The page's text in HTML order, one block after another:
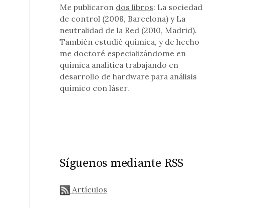
Me publicaron dos libros: La sociedad
de control (2008, Barcelona) y La
neutralidad de la Red (2010, Madrid).
También estudié química, y de hecho
me doctoré especializándome en
química analítica trabajando en
desarrollo de hardware para análisis
químico con láser.
Síguenos mediante RSS
Artículos